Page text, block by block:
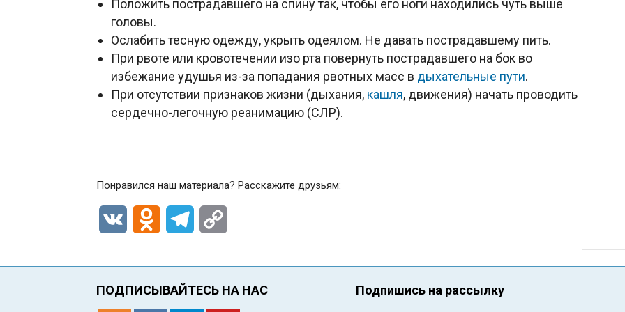
Положить пострадавшего на спину так, чтобы его ноги находились чуть выше
головы.
Ослабить тесную одежду, укрыть одеялом. Не давать пострадавшему пить.
При рвоте или кровотечении изо рта повернуть пострадавшего на бок во
избежание удушья из-за попадания рвотных масс в дыхательные пути.
При отсутствии признаков жизни (дыхания, кашля, движения) начать проводить
сердечно-легочную реанимацию (СЛР).
Понравился наш материала? Расскажите друзьям:
VK Odnoklassniki
Telegram
ПОДПИСЫВАЙТЕСЬ НА НАС Подпишись на рассылку